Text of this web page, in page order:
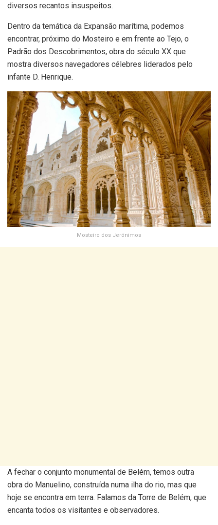
diversos recantos insuspeitos.
Dentro da temática da Expansão marítima, podemos
encontrar, próximo do Mosteiro e em frente ao Tejo, o
Padrão dos Descobrimentos, obra do século XX que
mostra diversos navegadores célebres liderados pelo
infante D. Henrique.
Mosteiro dos Jerónimos
A fechar o conjunto monumental de Belém, temos outra
obra do Manuelino, construída numa ilha do rio, mas que
hoje se encontra em terra. Falamos da Torre de Belém, que
encanta todos os visitantes e observadores.